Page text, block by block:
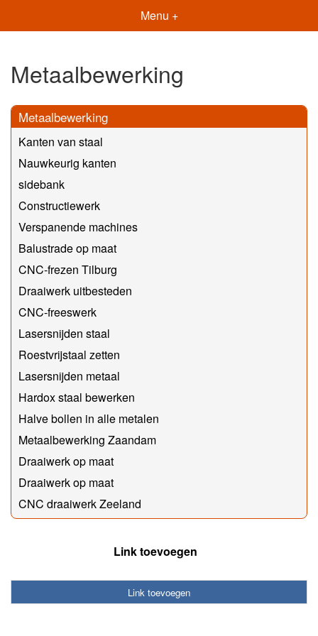
Menu +
Metaalbewerking
Metaalbewerking
Kanten van staal
Nauwkeurig kanten
sidebank
Constructiewerk
Verspanende machines
Balustrade op maat
CNC-frezen Tilburg
Draaiwerk uitbesteden
CNC-freeswerk
Lasersnijden staal
Roestvrijstaal zetten
Lasersnijden metaal
Hardox staal bewerken
Halve bollen in alle metalen
Metaalbewerking Zaandam
Draaiwerk op maat
Draaiwerk op maat
CNC draaiwerk Zeeland
Link toevoegen
Link toevoegen